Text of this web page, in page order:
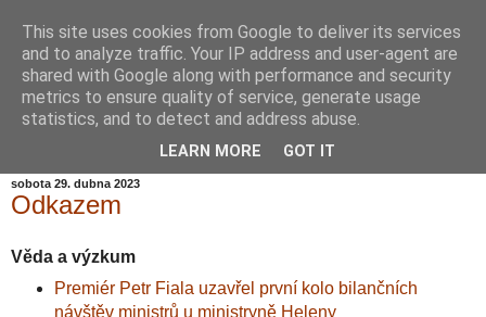
Informační zátiší
Blog Ústavu informatiky Akademie věd České republiky,
sobota 29. dubna 2023
Odkazem
Věda a výzkum
Premiér Petr Fiala uzavřel první kolo bilančních
návštěv ministrů u ministryně Heleny
This site uses cookies from Google to deliver its services
and to analyze traffic. Your IP address and user-agent are
shared with Google along with performance and security
metrics to ensure quality of service, generate usage
statistics, and to detect and address abuse.
LEARN MORE GOT IT